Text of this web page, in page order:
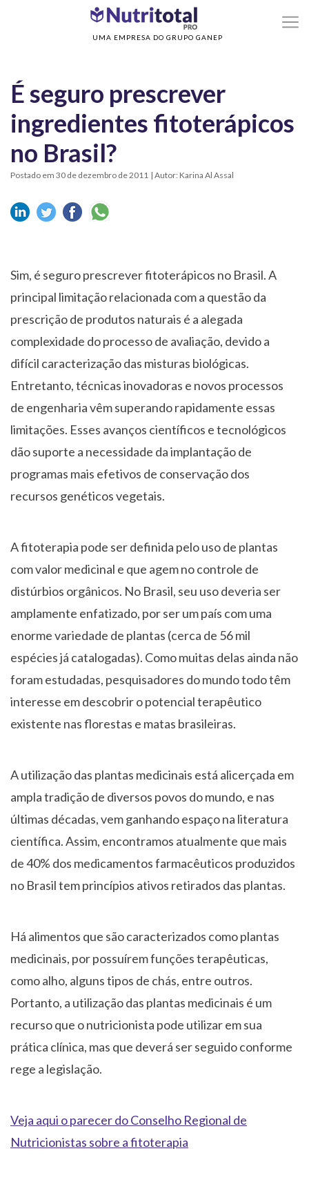
UMA EMPRESA DO GRUPO GANEP
Sem categoria> É seguro prescrever ingredientes fitoterápicos no
É seguro prescrever
ingredientes fitoterápicos
no Brasil?
Postado em 30 de dezembro de 2011 | Autor: Karina Al Assal
Sim, é seguro prescrever fitoterápicos no Brasil. A
principal limitação relacionada com a questão da
prescrição de produtos naturais é a alegada
complexidade do processo de avaliação, devido a
difícil caracterização das misturas biológicas.
Entretanto, técnicas inovadoras e novos processos
de engenharia vêm superando rapidamente essas
limitações. Esses avanços científicos e tecnológicos
dão suporte a necessidade da implantação de
programas mais efetivos de conservação dos
recursos genéticos vegetais.
A fitoterapia pode ser definida pelo uso de plantas
com valor medicinal e que agem no controle de
distúrbios orgânicos. No Brasil, seu uso deveria ser
amplamente enfatizado, por ser um país com uma
enorme variedade de plantas (cerca de 56 mil
espécies já catalogadas). Como muitas delas ainda não
foram estudadas, pesquisadores do mundo todo têm
interesse em descobrir o potencial terapêutico
existente nas florestas e matas brasileiras.
A utilização das plantas medicinais está alicerçada em
ampla tradição de diversos povos do mundo, e nas
últimas décadas, vem ganhando espaço na literatura
científica. Assim, encontramos atualmente que mais
de 40% dos medicamentos farmacêuticos produzidos
no Brasil tem princípios ativos retirados das plantas.
Há alimentos que são caracterizados como plantas
medicinais, por possuírem funções terapêuticas,
como alho, alguns tipos de chás, entre outros.
Portanto, a utilização das plantas medicinais é um
recurso que o nutricionista pode utilizar em sua
prática clínica, mas que deverá ser seguido conforme
rege a legislação.
Veja aqui o parecer do Conselho Regional de
Nutricionistas sobre a fitoterapia